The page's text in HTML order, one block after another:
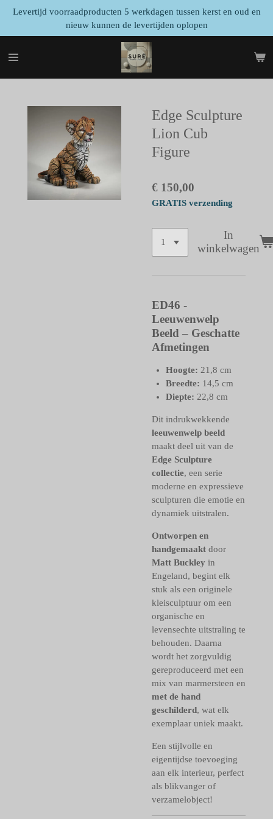
Ga
naar
de
Levertijd voorraadproducten 5 werkdagen tussen kerst en oud en
nieuw kunnen de levertijden oplopen
Edge Sculpture
Lion Cub
Figure
€ 150,00
GRATIS verzending
In
winkelwagen
ED46 -
Leeuwenwelp
Beeld – Geschatte
Afmetingen
Hoogte: 21,8 cm
Breedte: 14,5 cm
Diepte: 22,8 cm
Dit indrukwekkende
leeuwenwelp beeld
maakt deel uit van de
Edge Sculpture
collectie, een serie
moderne en expressieve
sculpturen die emotie en
dynamiek uitstralen.
Ontworpen en
handgemaakt door
Matt Buckley in
Engeland, begint elk
stuk als een originele
kleisculptuur om een
organische en
levensechte uitstraling te
behouden. Daarna
wordt het zorgvuldig
gereproduceerd met een
mix van marmersteen en
met de hand
geschilderd, wat elk
exemplaar uniek maakt.
Een stijlvolle en
eigentijdse toevoeging
aan elk interieur, perfect
als blikvanger of
verzamelobject!